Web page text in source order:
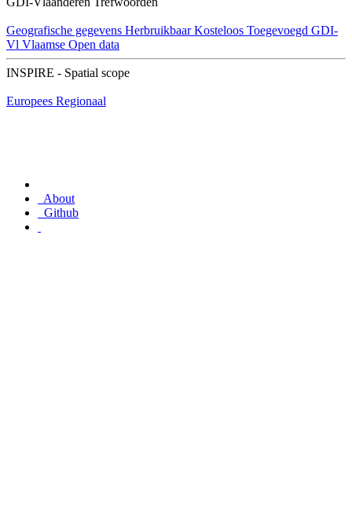
Geografische gegevens Herbruikbaar Kosteloos Toegevoegd GDI-
Vl Vlaamse Open data
INSPIRE - Spatial scope
Europees Regionaal
About
Github